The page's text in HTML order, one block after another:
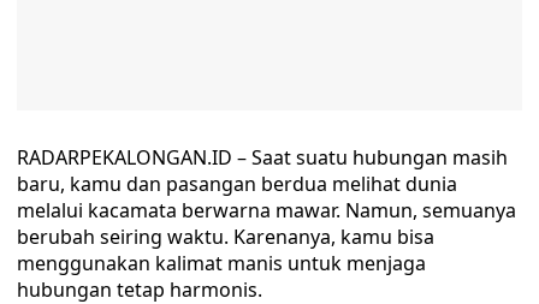
RADARPEKALONGAN.ID – Saat suatu hubungan masih
baru, kamu dan pasangan berdua melihat dunia
melalui kacamata berwarna mawar. Namun, semuanya
berubah seiring waktu. Karenanya, kamu bisa
menggunakan kalimat manis untuk menjaga
hubungan tetap harmonis.